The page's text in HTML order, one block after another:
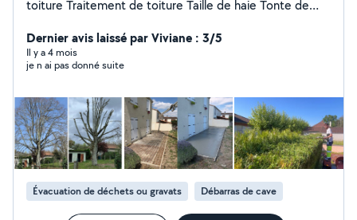
toiture Traitement de toiture Taille de haie Tonte de
pression Etc.... Travail soigné Chantier toujours propre
Satisfait ou remboursé
Dernier avis laissé par Viviane : 3/5
Il y a 4 mois
je n ai pas donné suite
Évacuation de déchets ou gravats Débarras de cave